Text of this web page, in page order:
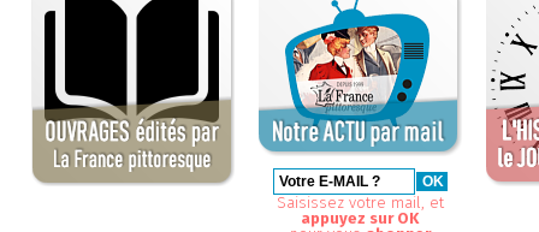
Saisissez votre mail, et
appuyez sur OK